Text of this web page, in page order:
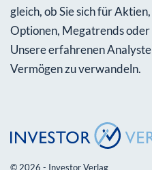
gleich, ob Sie sich für
Optionen, Megatrends
Unsere erfahrenen
Vermögen zu verwandeln.
© 2026 - Investor Verlag